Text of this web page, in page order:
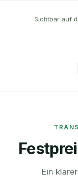
Sichtbar auf
Ein